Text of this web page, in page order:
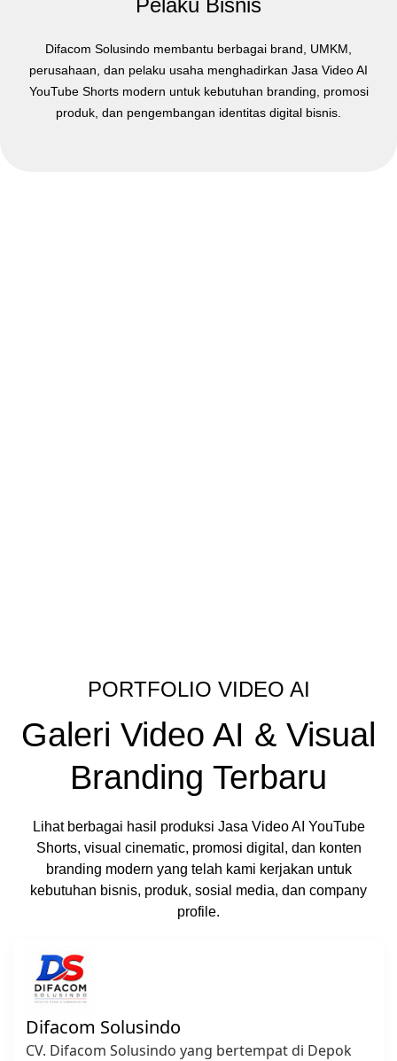
Pelaku Bisnis
Difacom Solusindo membantu berbagai brand, UMKM,
perusahaan, dan pelaku usaha menghadirkan Jasa Video AI
YouTube Shorts modern untuk kebutuhan branding, promosi
produk, dan pengembangan identitas digital bisnis.
PORTFOLIO VIDEO AI
Galeri Video AI & Visual
Branding Terbaru
Lihat berbagai hasil produksi Jasa Video AI YouTube
Shorts, visual cinematic, promosi digital, dan konten
branding modern yang telah kami kerjakan untuk
kebutuhan bisnis, produk, sosial media, dan company
profile.
Difacom Solusindo
CV. Difacom Solusindo yang bertempat di Depok